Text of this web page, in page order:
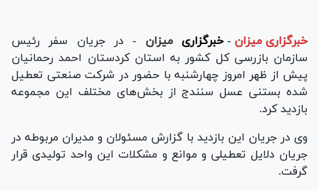
خبرگزاری میزان - خبرگزاریمیزان - در جریان سفر رئیس
سازمان بازرسی کل کشور به استان کردستان احمد رحمانیان
پیش از ظهر امروز چهارشنبه با حضور در شرکت صنعتی تعطیل
شده بستنی عسل سنندج از بخش‌های مختلف این مجموعه
بازدید کرد.
وی در جریان این بازدید با گزارش مسئولان و مدیران مربوطه در
جریان دلایل تعطیلی و موانع و مشکلات این واحد تولیدی قرار
گرفت.